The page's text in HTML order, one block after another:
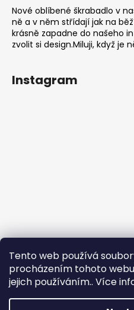
Tento web používá
procházením tohoto
jejich používáním.. Více
Nové oblíbené škrabadlo v
ně a v něm střídají jak na
krásně zapadne do našeho
zvolit si design.Miluji, když je
Instagram